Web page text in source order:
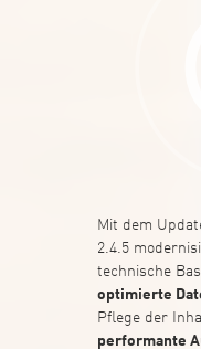
Mit dem
2.4.5
technische
optimierte
Pflege der
performante